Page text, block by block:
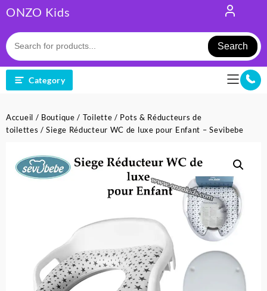
to
content
ONZO Kids
Search
Category
Accueil / Boutique / Toilette / Pots & Réducteurs de
toilettes / Siege Réducteur WC de luxe pour Enfant – Sevibebe